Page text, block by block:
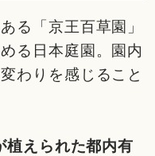
る「京王百草園」
る日本庭園。園内
わりを感じること
えられた都内有